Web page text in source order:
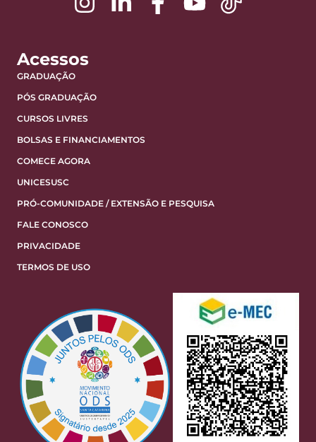
Acessos
GRADUAÇÃO
PÓS GRADUAÇÃO
CURSOS LIVRES
BOLSAS E FINANCIAMENTOS
COMECE AGORA
UNICESUSC
PRÓ-COMUNIDADE / EXTENSÃO E PESQUISA
FALE CONOSCO
PRIVACIDADE
TERMOS DE USO